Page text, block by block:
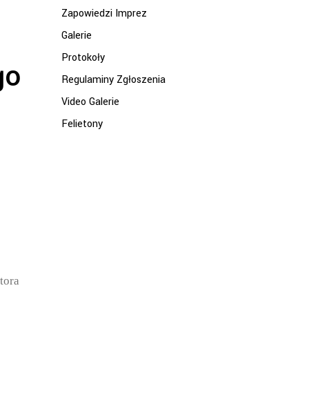
Zapowiedzi Imprez
Galerie
Protokoły
Regulaminy Zgłoszenia
Video Galerie
Felietony